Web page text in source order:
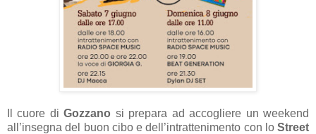
Il cuore diGozzano si prepara ad accogliere un weekend
all’insegna del buon cibo e dell’intrattenimento con lo Street